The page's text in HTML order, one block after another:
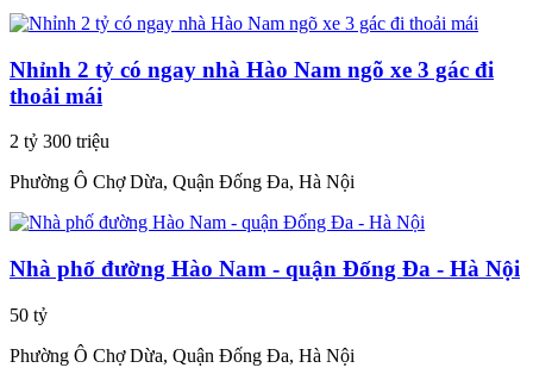
Nhỉnh 2 tỷ có ngay nhà Hào Nam ngõ xe 3 gác đi
thoải mái
2 tỷ 300 triệu
Phường Ô Chợ Dừa, Quận Đống Đa, Hà Nội
Nhà phố đường Hào Nam - quận Đống Đa - Hà Nội
50 tỷ
Phường Ô Chợ Dừa, Quận Đống Đa, Hà Nội